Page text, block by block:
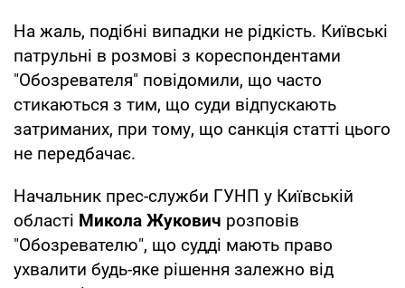
На жаль, подібні випадки не рідкість. Київські
патрульні в розмові з кореспондентами
"Обозревателя" повідомили, що часто
стикаються з тим, що суди відпускають
затриманих, при тому, що санкція статті цього
не передбачає.
Начальник прес-служби ГУНП у Київській
області Микола Жукович розповів
"Обозревателю", що судді мають право
ухвалити будь-яке рішення залежно від